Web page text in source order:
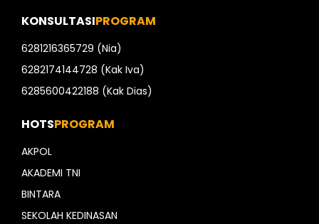
KONSULTASIPROGRAM
6281216365729 (Nia)
6282174144728 (Kak Iva)
6285600422188 (Kak Dias)
HOTSPROGRAM
AKPOL
AKADEMI TNI
BINTARA
SEKOLAH KEDINASAN